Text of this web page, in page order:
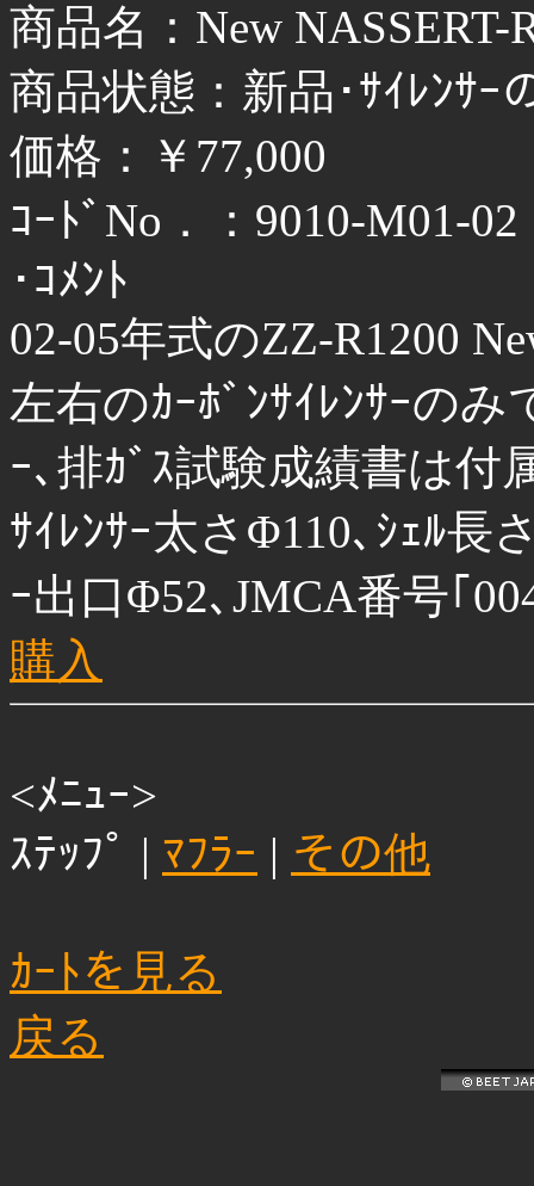
商品名：New NASSERT-
商品状態：新品･ｻｲﾚﾝｻｰ
価格：￥77,000
ｺｰﾄﾞNo．：9010-M01-02
･ｺﾒﾝﾄ
02-05年式のZZ-R1200
左右のｶｰﾎﾞﾝｻｲﾚﾝｻｰのみ
ｰ､排ｶﾞｽ試験成績書は付
ｻｲﾚﾝｻｰ太さΦ110､ｼｪﾙ長
ｰ出口Φ52､JMCA番号｢
購入
<ﾒﾆｭｰ>
ｽﾃｯﾌﾟ | ﾏﾌﾗｰ | その他
ｶｰﾄを見る
戻る